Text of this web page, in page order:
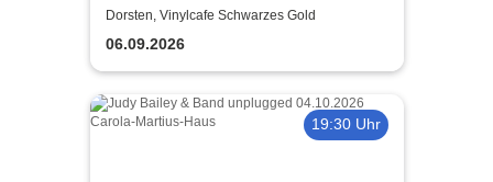
Angle LIVE
Dorsten, Vinylcafe Schwarzes Gold
06.09.2026
19:30 Uhr